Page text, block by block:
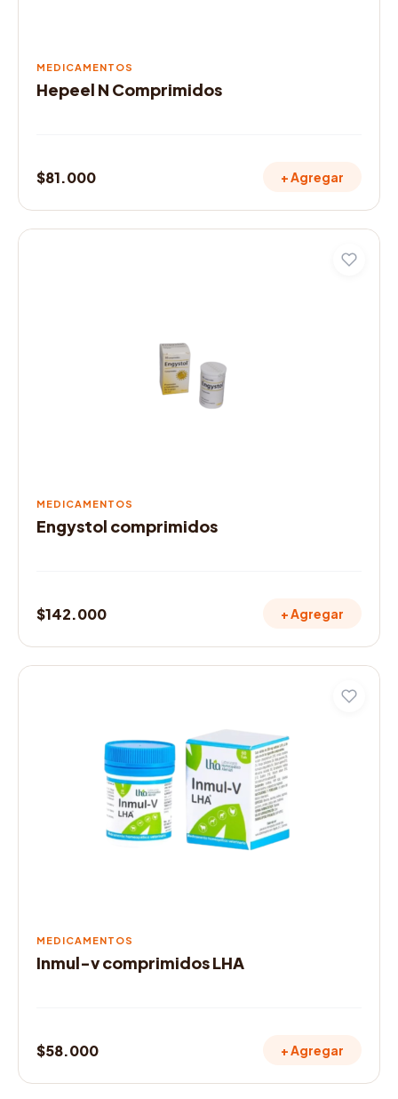
MEDICAMENTOS
Hepeel N Comprimidos
$81.000 + Agregar
MEDICAMENTOS
Engystol comprimidos
$142.000 + Agregar
MEDICAMENTOS
Inmul-v comprimidos LHA
$58.000 + Agregar